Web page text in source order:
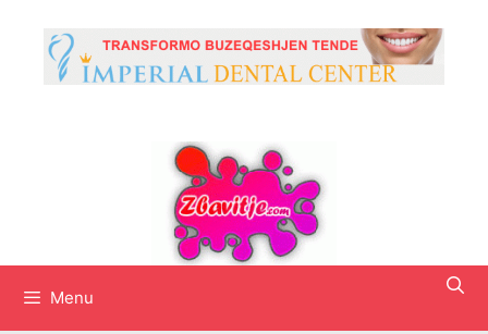
content
Menu